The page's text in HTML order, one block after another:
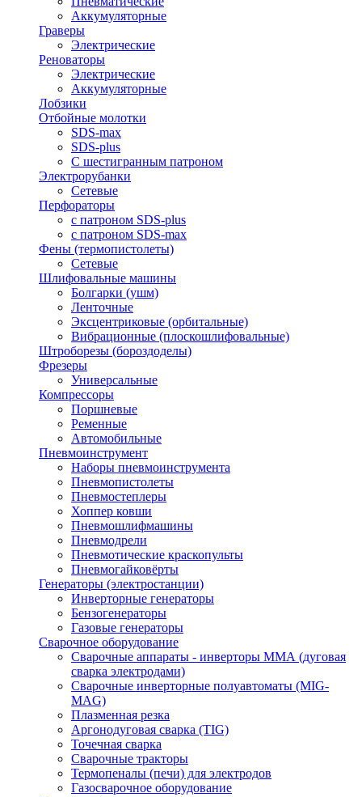
Аккумуляторные
Граверы
Электрические
Реноваторы
Электрические
Аккумуляторные
Лобзики
Отбойные молотки
SDS-max
SDS-plus
С шестигранным патроном
Электрорубанки
Сетевые
Перфораторы
с патроном SDS-plus
с патроном SDS-max
Фены (термопистолеты)
Сетевые
Шлифовальные машины
Болгарки (ушм)
Ленточные
Эксцентриковые (орбитальные)
Вибрационные (плоскошлифовальные)
Штроборезы (бороздоделы)
Фрезеры
Универсальные
Компрессоры
Поршневые
Ременные
Автомобильные
Пневмоинструмент
Наборы пневмоинструмента
Пневмопистолеты
Пневмостеплеры
Хоппер ковши
Пневмошлифмашины
Пневмодрели
Пневмотические краскопульты
Пневмогайковёрты
Генераторы (электростанции)
Инверторные генераторы
Бензогенераторы
Газовые генераторы
Сварочное оборудование
Сварочные аппараты - инверторы ММА (дуговая
сварка электродами)
Сварочные инверторные полуавтоматы (MIG-
MAG)
Плазменная резка
Аргонодуговая сварка (TIG)
Точечная сварка
Сварочные тракторы
Термопеналы (печи) для электродов
Газосварочное оборудование